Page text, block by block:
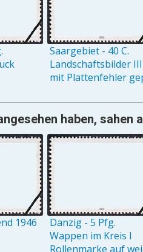
Saargebiet - 40 C.
Landschaftsbilder III
mit Plattenfehler
haben, sahen
1946
Danzig - 5 Pfg.
Wappen im Kreis I
Rollenmarke auf